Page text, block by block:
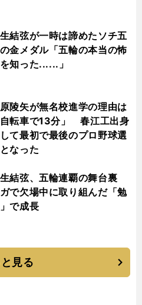
結弦が一時は諦めたソチ五
金メダル「五輪の本当の怖
知った......」
陵矢が無名校進学の理由は
自転車で13分」 春江工出身
て最初で最後のプロ野球選
なった
結弦、五輪連覇の舞台裏
で欠場中に取り組んだ「勉
で成長
見る